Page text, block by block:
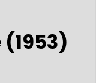
(1953)